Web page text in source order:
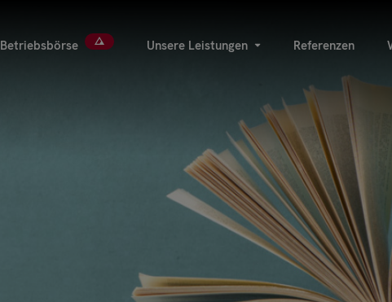
Betriebsbörse Unsere Leistungen Referenzen